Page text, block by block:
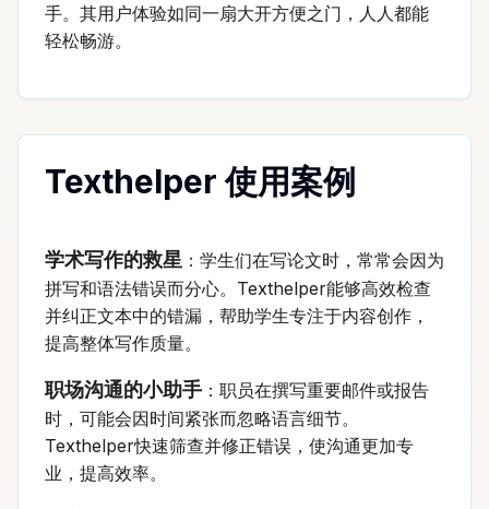
手。其用户体验如同一扇大开方便之门，人人都能
轻松畅游。
Texthelper 使用案例
学术写作的救星 ：学生们在写论文时，常常会因为
拼写和语法错误而分心。Texthelper能够高效检查
并纠正文本中的错漏，帮助学生专注于内容创作，
提高整体写作质量。
职场沟通的小助手 ：职员在撰写重要邮件或报告
时，可能会因时间紧张而忽略语言细节。
Texthelper快速筛查并修正错误，使沟通更加专
业，提高效率。